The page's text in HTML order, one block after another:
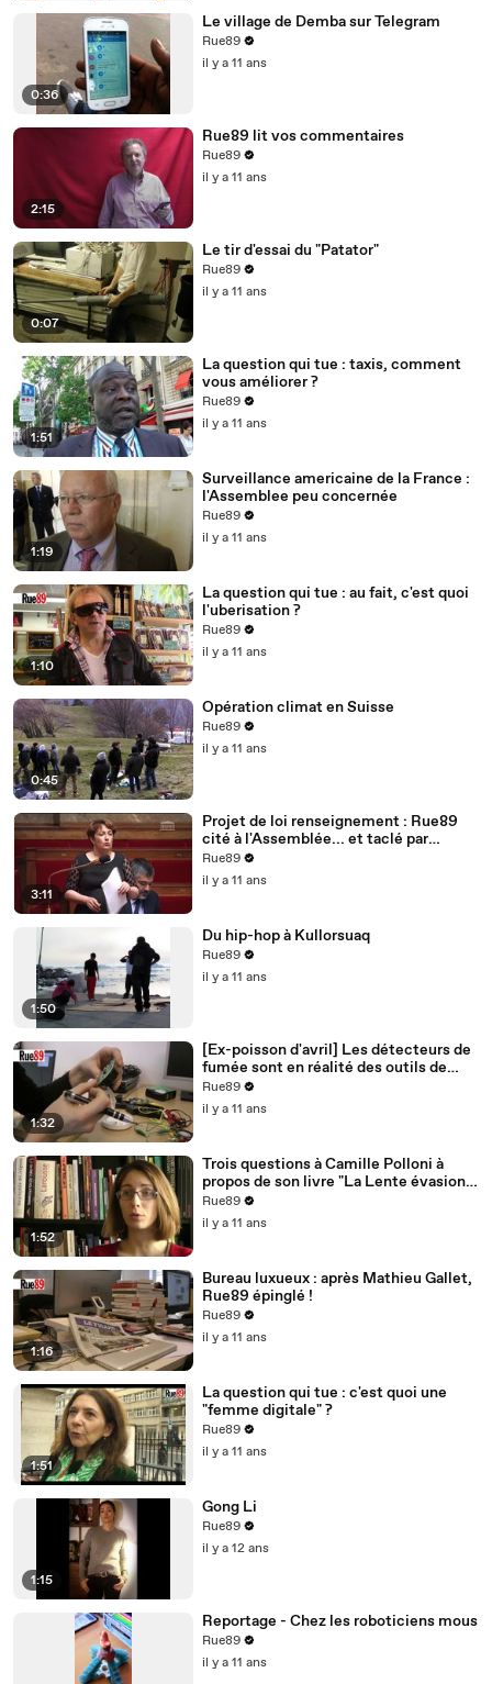
0:36
Le village de Demba sur Telegram
Rue89
il y a 11 ans
2:15
Rue89 lit vos commentaires
Rue89
il y a 11 ans
0:07
Le tir d'essai du "Patator"
Rue89
il y a 11 ans
1:51
La question qui tue : taxis, comment
vous améliorer ?
Rue89
il y a 11 ans
1:19
Surveillance americaine de la France :
l'Assemblee peu concernée
Rue89
il y a 11 ans
1:10
La question qui tue : au fait, c'est quoi
l'uberisation ?
Rue89
il y a 11 ans
0:45
Opération climat en Suisse
Rue89
il y a 11 ans
3:11
Projet de loi renseignement : Rue89
cité à l'Assemblée... et taclé par
Bernard Cazeneuve
Rue89
il y a 11 ans
1:50
Du hip-hop à Kullorsuaq
Rue89
il y a 11 ans
1:32
[Ex-poisson d'avril] Les détecteurs de
fumée sont en réalité des outils de
surveillance
Rue89
il y a 11 ans
1:52
Trois questions à Camille Polloni à
propos de son livre "La Lente évasion"
(Mars 2015, Premier Parallèle)
Rue89
il y a 11 ans
1:16
Bureau luxueux : après Mathieu Gallet,
Rue89 épinglé !
Rue89
il y a 11 ans
1:51
La question qui tue : c'est quoi une
"femme digitale" ?
Rue89
il y a 11 ans
1:15
Gong Li
Rue89
il y a 12 ans
Reportage - Chez les roboticiens mous
Rue89
il y a 11 ans